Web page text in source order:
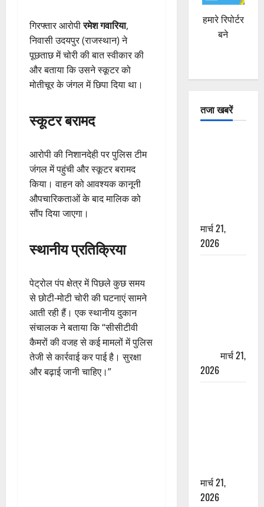
गिरफ्तार आरोपीरमेश गवारिया,
निवासी उदयपुर (राजस्थान) ने
पूछताछ में चोरी की बात स्वीकार की
और बताया कि उसने स्कूटर को
मोतीचूर के जंगल में छिपा दिया था।
स्कूटर बरामद
आरोपी की निशानदेही पर पुलिस टीम
जंगल में पहुंची और स्कूटर बरामद
किया। वाहन को आवश्यक कानूनी
औपचारिकताओं के बाद मालिक को
सौंप दिया जाएगा।
स्थानीय प्रतिक्रिया
पेट्रोल पंप क्षेत्र में पिछले कुछ समय
से छोटी-मोटी चोरी की घटनाएं सामने
आती रही हैं। एक स्थानीय दुकान
संचालक ने बताया कि “सीसीटीवी
कैमरों की वजह से कई मामलों में पुलिस
तेजी से कार्रवाई कर पाई है। सुरक्षा
और बढ़ाई जानी चाहिए।”
हमारे रिपोर्टर
बने
तजा खबरें
मार्च 21,
2026
मार्च 21,
2026
मार्च 21,
2026